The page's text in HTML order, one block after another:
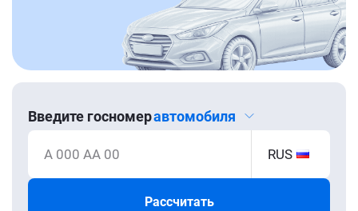
Введите госномеравтомобиля
А 000 АА 00 RUS
Рассчитать